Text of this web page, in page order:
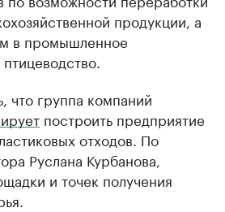
продукции, а
в промышленное
что группа компаний
построить предприятие
отходов. По
Руслана Курбанова,
и точек получения